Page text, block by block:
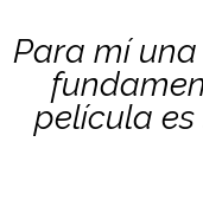
Para mí
película